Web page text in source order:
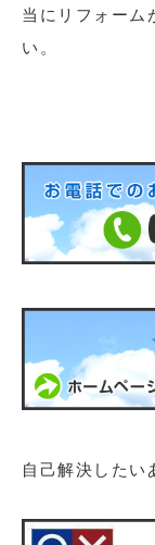
当にリフォーム
い。
自己解決したい